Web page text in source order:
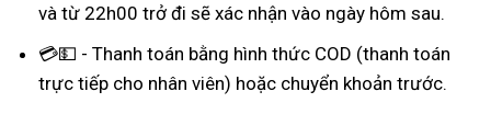
và từ 22h00 trở đi sẽ xác nhận vào ngày hôm sau.
💳💵 - Thanh toán bằng hình thức COD (thanh toán
trực tiếp cho nhân viên) hoặc chuyển khoản trước.